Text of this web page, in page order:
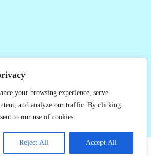
your browsing experience, serve
and analyze our traffic. By clicking
to our use of cookies.
Reject All Accept All
uur
& Adviseurs - Algemene